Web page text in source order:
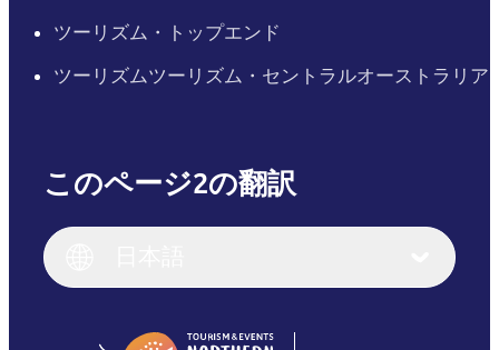
ツーリズム・トップエンド
ツーリズムツーリズム・セントラルオーストラリア
このページ2の翻訳
English (US)
English